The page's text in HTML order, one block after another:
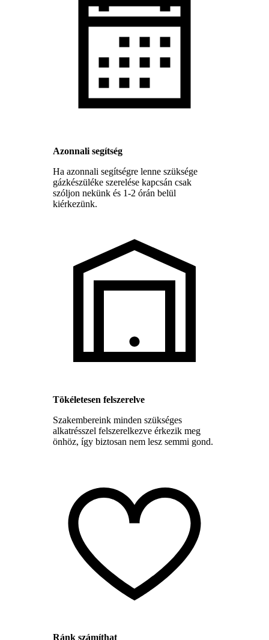
Azonnali segítség
Ha azonnali segítségre lenne szüksége
gázkészüléke szerelése kapcsán csak
szóljon nekünk és 1-2 órán belül
kiérkezünk.
Tökéletesen felszerelve
Szakembereink minden szükséges
alkatrésszel felszerelkezve érkezik meg
önhöz, így biztosan nem lesz semmi gond.
Ránk számíthat